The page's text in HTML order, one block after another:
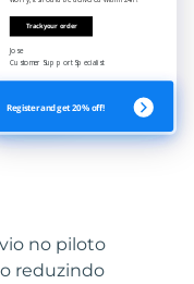
no piloto
reduzindo